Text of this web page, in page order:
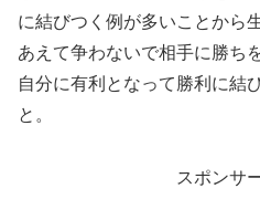
に結びつく例が多いことから
あえて争わないで相手に勝ち
自分に有利となって勝利に結
と。
スポンサ